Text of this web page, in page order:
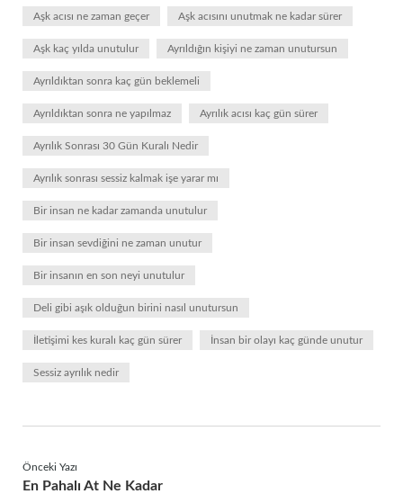
Aşk acısı ne zaman geçer Aşk acısını unutmak ne kadar sürer
Aşk kaç yılda unutulur Ayrıldığın kişiyi ne zaman unutursun
Ayrıldıktan sonra kaç gün beklemeli
Ayrıldıktan sonra ne yapılmaz Ayrılık acısı kaç gün sürer
Ayrılık Sonrası 30 Gün Kuralı Nedir
Ayrılık sonrası sessiz kalmak işe yarar mı
Bir insan ne kadar zamanda unutulur
Bir insan sevdiğini ne zaman unutur
Bir insanın en son neyi unutulur
Deli gibi aşık olduğun birini nasıl unutursun
İletişimi kes kuralı kaç gün sürer İnsan bir olayı kaç günde unutur
Sessiz ayrılık nedir
Önceki Yazı
En Pahalı At Ne Kadar